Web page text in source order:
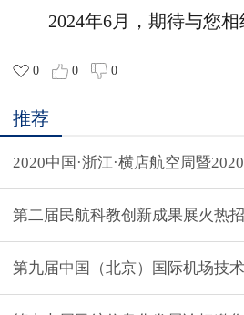
2024年6月，期待与您相
0 0 0
推荐
2020中国·浙江·横店航空周暨
第二届民航科教创新成果展火热
第九届中国（北京）国际机场技